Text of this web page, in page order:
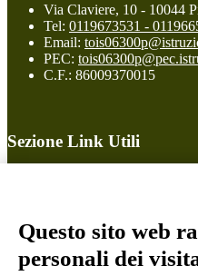
Via Claviere, 10 - 10044
Tel: 0119673531 -
Email:
PEC:
C.F.: 86009370015
Sezione Link Utili
Ufficio Relazioni con il
Dichiarazione di
Obiettivi di accessibilità
Questo sito web
personali dei